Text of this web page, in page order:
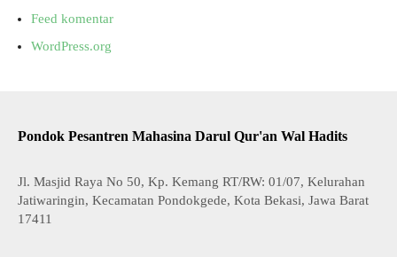
Feed komentar
WordPress.org
Pondok Pesantren Mahasina Darul Qur'an Wal Hadits
Jl. Masjid Raya No 50, Kp. Kemang RT/RW: 01/07, Kelurahan
Jatiwaringin, Kecamatan Pondokgede, Kota Bekasi, Jawa Barat
17411